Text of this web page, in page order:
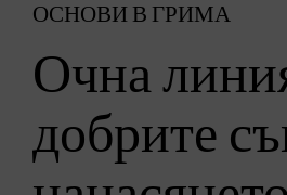
ОСНОВИ В ГРИМА
Очна
добрите